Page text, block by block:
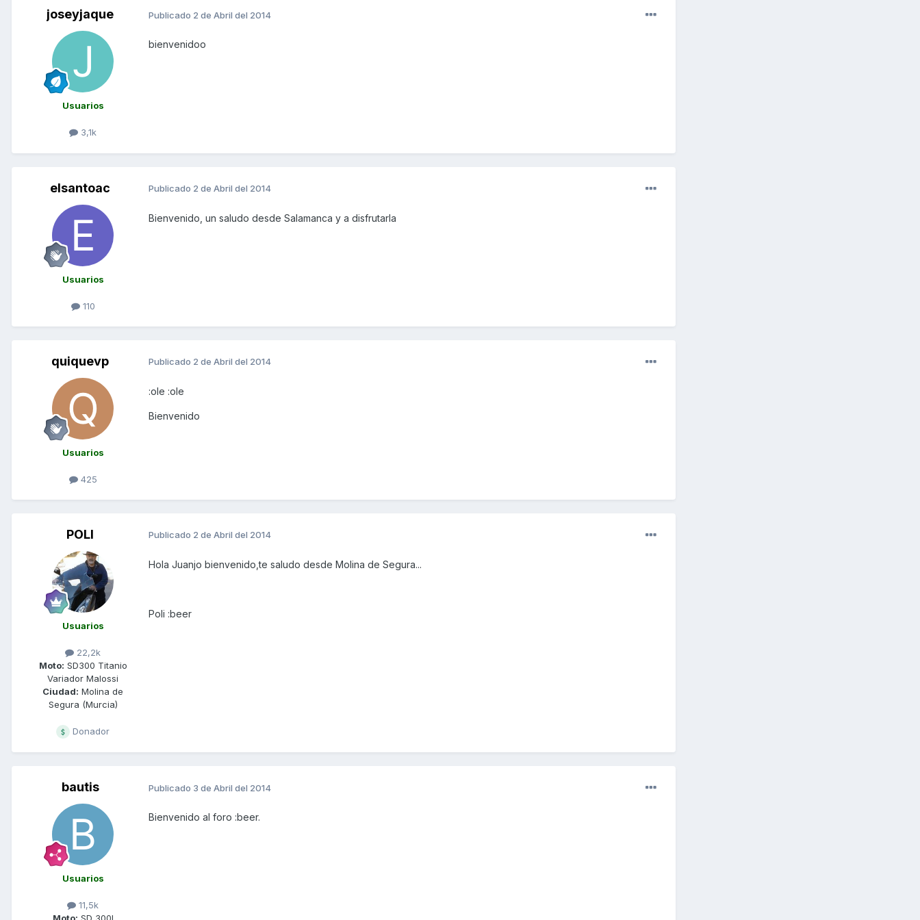
joseyjaque
Usuarios
3,1k
Publicado 2 de Abril del 2014
bienvenidoo
elsantoac
Usuarios
110
Publicado 2 de Abril del 2014
Bienvenido, un saludo desde Salamanca y a disfrutarla
quiquevp
Usuarios
425
Publicado 2 de Abril del 2014
:ole :ole
Bienvenido
POLI
Usuarios
22,2k
Moto: SD300 Titanio
Variador Malossi
Ciudad: Molina de
Segura (Murcia)
Donador
Publicado 2 de Abril del 2014
Hola Juanjo bienvenido,te saludo desde Molina de Segura...
Poli :beer
bautis
Usuarios
11,5k
Publicado 3 de Abril del 2014
Bienvenido al foro :beer.